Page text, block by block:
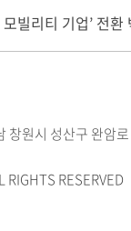
빌리티 기업’ 전환
창원시 성산구 완암
RIGHTS RESERVED